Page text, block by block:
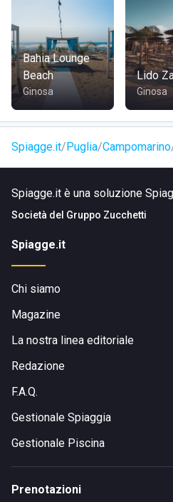
accesso comodo e veloce per
giornata di relax al mare.
Bahia Lounge
Beach
Ginosa
Lido
Ginosa
Spiagge.it Puglia Campomarino
Spiagge.it è una soluzione
Società del Gruppo Zucchetti
Spiagge.it
Chi siamo
Magazine
La nostra linea editoriale
Redazione
F.A.Q.
Gestionale Spiaggia
Gestionale Piscina
Prenotazioni